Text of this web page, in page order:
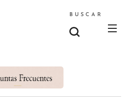
BUSCAR